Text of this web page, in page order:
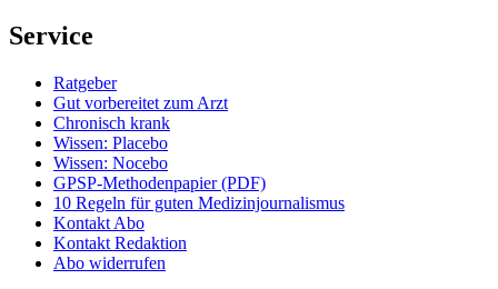
Service
Ratgeber
Gut vorbereitet zum Arzt
Chronisch krank
Wissen: Placebo
Wissen: Nocebo
GPSP-Methodenpapier (PDF)
10 Regeln für guten Medizinjournalismus
Kontakt Abo
Kontakt Redaktion
Abo widerrufen